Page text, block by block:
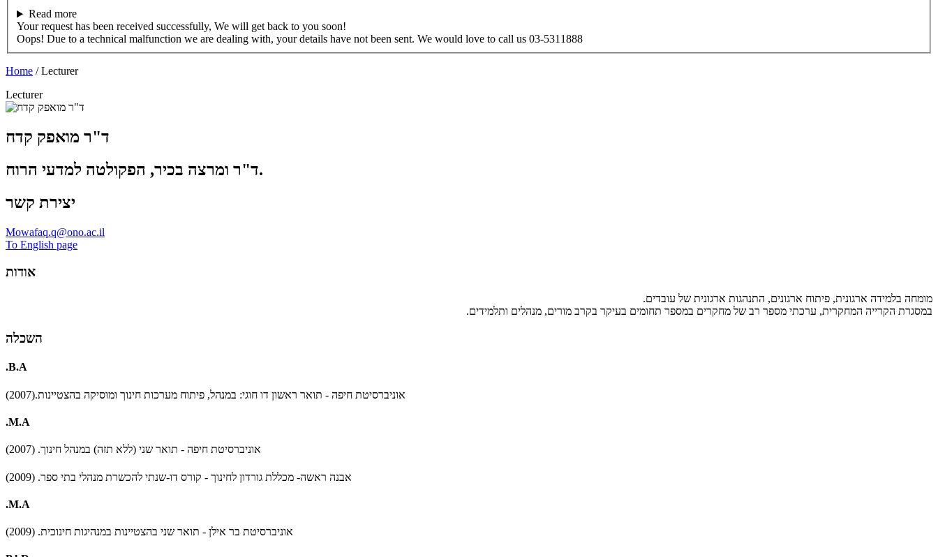
Read more
Your request has been received successfully, We will get back to you soon!
Oops! Due to a technical malfunction we are dealing with, your details have not been sent. We would love to call us 03-5311888
Home /Lecturer
Lecturer
ד"ר מואפק קדח
ד"ר ומרצה בכיר, הפקולטה למדעי הרוח.
יצירת קשר
Mowafaq.q@ono.ac.il
To English page
אודות
מומחה בלמידה ארגונית, פיתוח ארגונים, התנהגות ארגונית של עובדים.
במסגרת הקרייה המחקרית, ערכתי מספר רב של מחקרים במספר תחומים בעיקר בקרב מורים, מנהלים ותלמידים.
השכלה
.B.A
אוניברסיטת חיפה - תואר ראשון דו חוגי: במנהל, פיתוח מערכות חינוך ומוסיקה בהצטיינות.(2007)
.M.A
אוניברסיטת חיפה - תואר שני (ללא תזה) במנהל חינוך. (2007)
אבנה ראשה- מכללת גורדון לחינוך - קורס דו-שנתי להכשרת מנהלי בתי ספר. (2009)
.M.A
אוניברסיטת בר אילן - תואר שני בהצטיינות במנהיגות חינוכית. (2009)